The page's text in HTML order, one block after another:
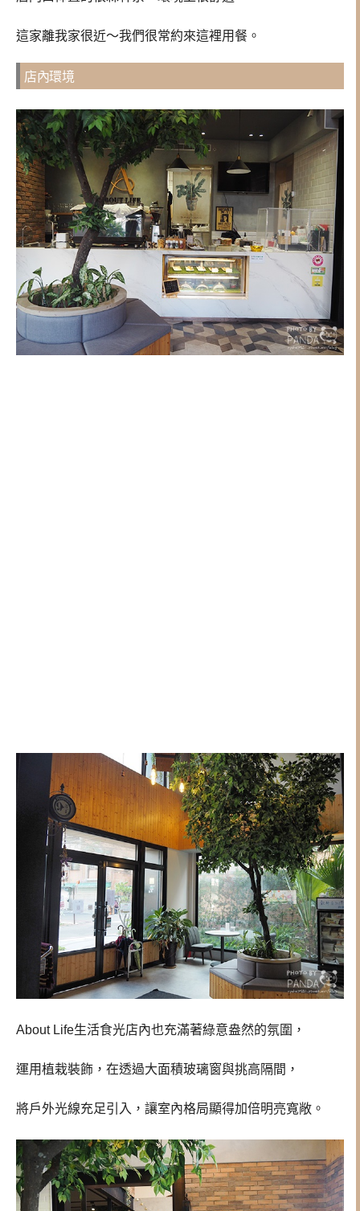
這家離我家很近～我們很常約來這裡用餐。
店內環境
About Life生活食光店內也充滿著綠意盎然的氛圍，
運用植栽裝飾，在透過大面積玻璃窗與挑高隔間，
將戶外光線充足引入，讓室內格局顯得加倍明亮寬敞。